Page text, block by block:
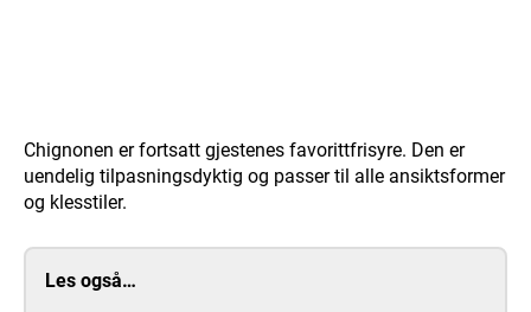
Chignonen er fortsatt gjestenes favorittfrisyre. Den er
uendelig tilpasningsdyktig og passer til alle ansiktsformer
og klesstiler.
Les også…